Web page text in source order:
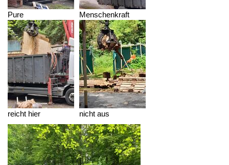
Pure Menschenkraft
reicht hier nicht aus